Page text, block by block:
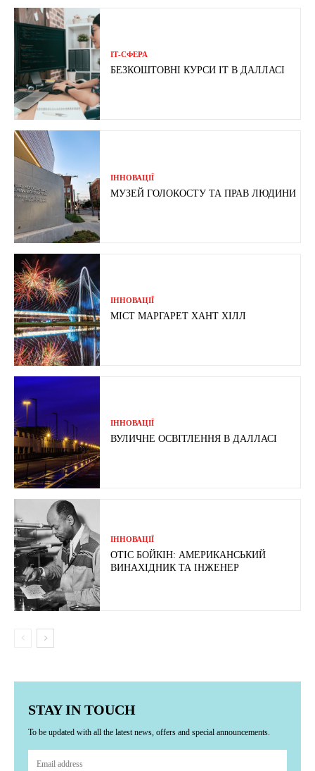
ІТ-СФЕРА
БЕЗКОШТОВНІ КУРСИ IT В ДАЛЛАСІ
ІННОВАЦІЇ
МУЗЕЙ ГОЛОКОСТУ ТА ПРАВ ЛЮДИНИ
ІННОВАЦІЇ
МІСТ МАРГАРЕТ ХАНТ ХІЛЛ
ІННОВАЦІЇ
ВУЛИЧНЕ ОСВІТЛЕННЯ В ДАЛЛАСІ
ІННОВАЦІЇ
ОТІС БОЙКІН: АМЕРИКАНСЬКИЙ
ВИНАХІДНИК ТА ІНЖЕНЕР
STAY IN TOUCH
To be updated with all the latest news, offers and special announcements.